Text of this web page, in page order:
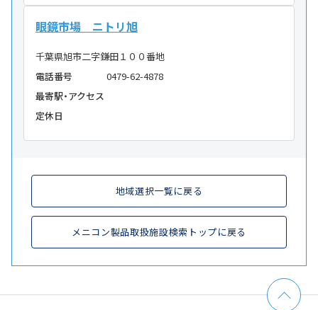
眼鏡市場 ニトリ旭
千葉県旭市二字鎌田１００番地
電話番号
0479-62-4878
最寄駅・アクセス
定休日
地域選択一覧に戻る
メニコン製品取扱施設検索トップに戻る